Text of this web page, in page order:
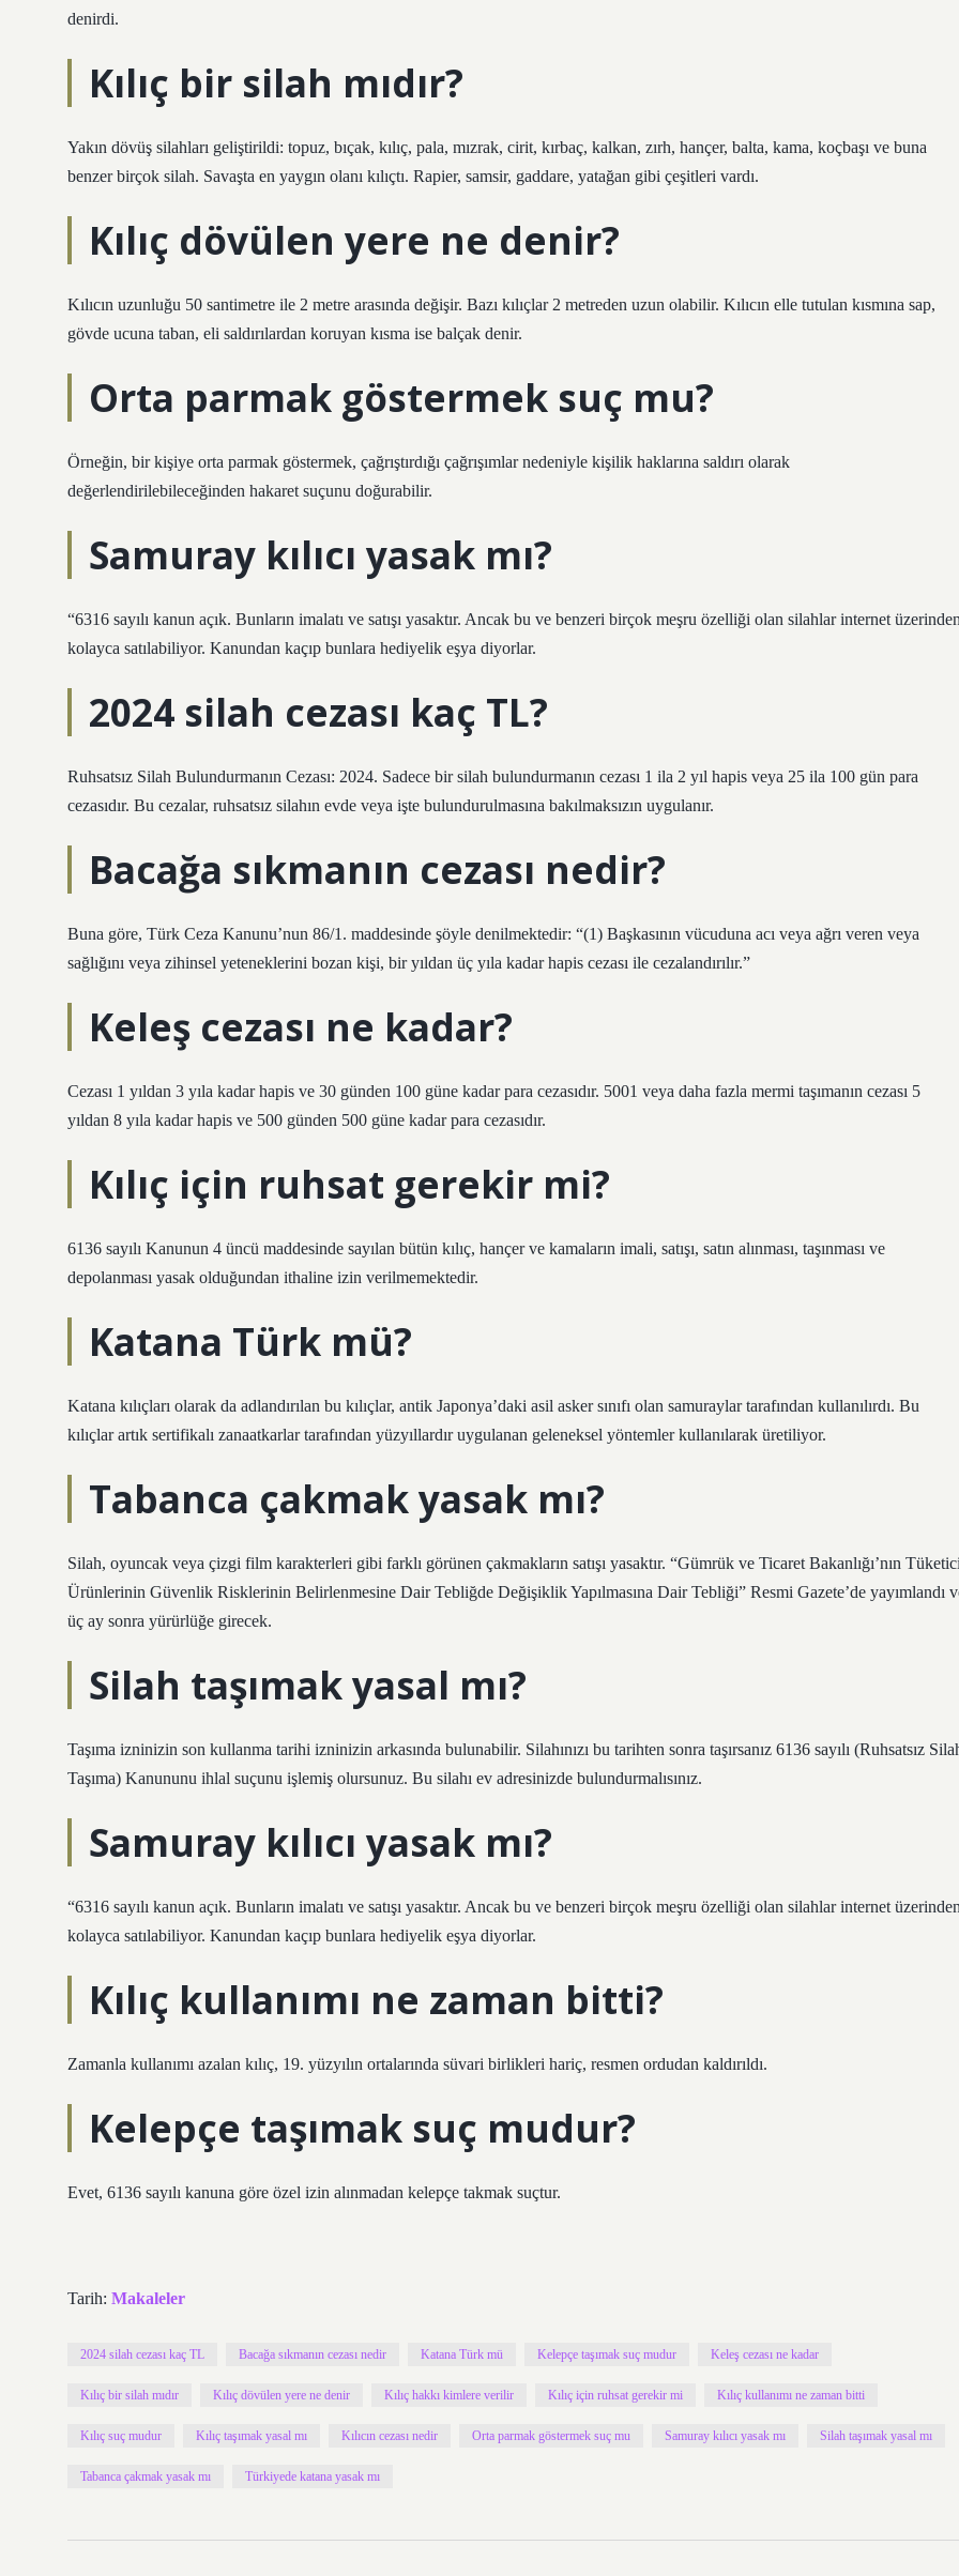
denirdi.
Kılıç bir silah mıdır?
Yakın dövüş silahları geliştirildi: topuz, bıçak, kılıç, pala, mızrak, cirit, kırbaç, kalkan, zırh, hançer, balta, kama, koçbaşı ve buna
benzer birçok silah. Savaşta en yaygın olanı kılıçtı. Rapier, samsir, gaddare, yatağan gibi çeşitleri vardı.
Kılıç dövülen yere ne denir?
Kılıcın uzunluğu 50 santimetre ile 2 metre arasında değişir. Bazı kılıçlar 2 metreden uzun olabilir. Kılıcın elle tutulan kısmına sap,
gövde ucuna taban, eli saldırılardan koruyan kısma ise balçak denir.
Orta parmak göstermek suç mu?
Örneğin, bir kişiye orta parmak göstermek, çağrıştırdığı çağrışımlar nedeniyle kişilik haklarına saldırı olarak
değerlendirilebileceğinden hakaret suçunu doğurabilir.
Samuray kılıcı yasak mı?
“6316 sayılı kanun açık. Bunların imalatı ve satışı yasaktır. Ancak bu ve benzeri birçok meşru özelliği olan silahlar internet
kolayca satılabiliyor. Kanundan kaçıp bunlara hediyelik eşya diyorlar.
2024 silah cezası kaç TL?
Ruhsatsız Silah Bulundurmanın Cezası: 2024. Sadece bir silah bulundurmanın cezası 1 ila 2 yıl hapis veya 25 ila 100 gün para
cezasıdır. Bu cezalar, ruhsatsız silahın evde veya işte bulundurulmasına bakılmaksızın uygulanır.
Bacağa sıkmanın cezası nedir?
Buna göre, Türk Ceza Kanunu’nun 86/1. maddesinde şöyle denilmektedir: “(1) Başkasının vücuduna acı veya ağrı veren veya
sağlığını veya zihinsel yeteneklerini bozan kişi, bir yıldan üç yıla kadar hapis cezası ile cezalandırılır.”
Keleş cezası ne kadar?
Cezası 1 yıldan 3 yıla kadar hapis ve 30 günden 100 güne kadar para cezasıdır. 5001 veya daha fazla mermi taşımanın cezası 5
yıldan 8 yıla kadar hapis ve 500 günden 500 güne kadar para cezasıdır.
Kılıç için ruhsat gerekir mi?
6136 sayılı Kanunun 4 üncü maddesinde sayılan bütün kılıç, hançer ve kamaların imali, satışı, satın alınması, taşınması ve
depolanması yasak olduğundan ithaline izin verilmemektedir.
Katana Türk mü?
Katana kılıçları olarak da adlandırılan bu kılıçlar, antik Japonya’daki asil asker sınıfı olan samuraylar tarafından kullanılırdı. Bu
kılıçlar artık sertifikalı zanaatkarlar tarafından yüzyıllardır uygulanan geleneksel yöntemler kullanılarak üretiliyor.
Tabanca çakmak yasak mı?
Silah, oyuncak veya çizgi film karakterleri gibi farklı görünen çakmakların satışı yasaktır. “Gümrük ve Ticaret Bakanlığı’nın
Ürünlerinin Güvenlik Risklerinin Belirlenmesine Dair Tebliğde Değişiklik Yapılmasına Dair Tebliği” Resmi Gazete’de yayımlandı
üç ay sonra yürürlüğe girecek.
Silah taşımak yasal mı?
Taşıma izninizin son kullanma tarihi izninizin arkasında bulunabilir. Silahınızı bu tarihten sonra taşırsanız 6136 sayılı (Ruhsatsız
Taşıma) Kanununu ihlal suçunu işlemiş olursunuz. Bu silahı ev adresinizde bulundurmalısınız.
Samuray kılıcı yasak mı?
“6316 sayılı kanun açık. Bunların imalatı ve satışı yasaktır. Ancak bu ve benzeri birçok meşru özelliği olan silahlar internet
kolayca satılabiliyor. Kanundan kaçıp bunlara hediyelik eşya diyorlar.
Kılıç kullanımı ne zaman bitti?
Zamanla kullanımı azalan kılıç, 19. yüzyılın ortalarında süvari birlikleri hariç, resmen ordudan kaldırıldı.
Kelepçe taşımak suç mudur?
Evet, 6136 sayılı kanuna göre özel izin alınmadan kelepçe takmak suçtur.
Tarih: Makaleler
2024 silah cezası kaç TL Bacağa sıkmanın cezası nedir Katana Türk mü Kelepçe taşımak suç mudur Keleş cezası ne kadar
Kılıç bir silah mıdır Kılıç dövülen yere ne denir Kılıç hakkı kimlere verilir Kılıç için ruhsat gerekir mi Kılıç kullanımı ne zaman bitti
Kılıç suç mudur Kılıç taşımak yasal mı Kılıcın cezası nedir Orta parmak göstermek suç mu Samuray kılıcı yasak mı Silah taşımak yasal mı
Tabanca çakmak yasak mı Türkiyede katana yasak mı